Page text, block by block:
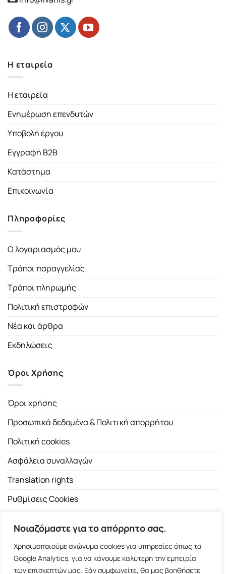
Νοιαζόμαστε για το απόρρητο σας.
Χρησιμοποιούμε ανώνυμα cookies για υπηρεσίες όπως τα
Google Analytics, για να κάνουμε καλύτερη την εμπειρία
των επισκεπτών μας. Εάν συμφωνείτε, θα μας βοηθήσετε
Η εταιρεία
Η εταιρεία
Ενημέρωση επενδυτών
Υποβολή έργου
Εγγραφή B2B
Κατάστημα
Επικοινωνία
Πληροφορίες
Ο λογαριασμός μου
Τρόποι παραγγελίας
Τρόποι πληρωμής
Πολιτική επιστροφών
Νέα και άρθρα
Εκδηλώσεις
Όροι Χρήσης
Όροι χρήσης
Προσωπικά δεδομένα & Πολιτική απορρήτου
Πολιτική cookies
Ασφάλεια συναλλαγών
Translation rights
Ρυθμίσεις Cookies